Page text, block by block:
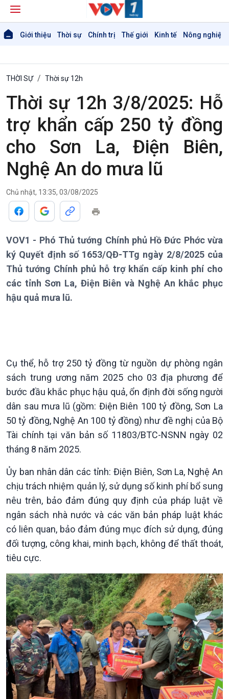
Giới thiệu Thời sự Chính trị Thế giới Kinh tế Nông nghiệp
Giới thiệu
Thời sự 12h
Thời sự 18h
Thời sự 21h30
Bản tin
Chuyên mục
Chính trị
Tin Chính trị
Chính phủ với người dân
Xây dựng đảng
Đảng trong cuộc sống
Nhận diện sự thật
Pháp luật và đời sống
Thế giới
Tin thế giới
Thế giới & Việt Nam
Biên cương - Một dải vững
bền
Kinh tế
Tin Kinh tế
Trước giờ mở cửa
Dòng chảy Kinh tế
Sức sống hàng Việt
Khởi nghiệp
Nông nghiệp & Biển đảo
Tin Nông nghiệp & Biển
đảo
Mùa vàng
Biển đảo Việt Nam
Tâm tình biên giới và hải
THỜI SỰ Thời sự 12h
Thời sự 12h 3/8/2025: Hỗ
trợ khẩn cấp 250 tỷ đồng
cho Sơn La, Điện Biên,
Nghệ An do mưa lũ
Chủ nhật, 13:35, 03/08/2025
VOV1 - Phó Thủ tướng Chính phủ Hồ Đức Phớc vừa
ký Quyết định số 1653/QĐ-TTg ngày 2/8/2025 của
Thủ tướng Chính phủ hỗ trợ khẩn cấp kinh phí cho
các tỉnh Sơn La, Điện Biên và Nghệ An khắc phục
hậu quả mưa lũ.
Cụ thể, hỗ trợ 250 tỷ đồng từ nguồn dự phòng ngân
sách trung ương năm 2025 cho 03 địa phương để
bước đầu khắc phục hậu quả, ổn định đời sống người
dân sau mưa lũ (gồm: Điện Biên 100 tỷ đồng, Sơn La
50 tỷ đồng, Nghệ An 100 tỷ đồng) như đề nghị của Bộ
Tài chính tại văn bản số 11803/BTC-NSNN ngày 02
tháng 8 năm 2025.
Ủy ban nhân dân các tỉnh: Điện Biên, Sơn La, Nghệ An
chịu trách nhiệm quản lý, sử dụng số kinh phí bổ sung
nêu trên, bảo đảm đúng quy định của pháp luật về
ngân sách nhà nước và các văn bản pháp luật khác
có liên quan, bảo đảm đúng mục đích sử dụng, đúng
đối tượng, công khai, minh bạch, không để thất thoát,
tiêu cực.